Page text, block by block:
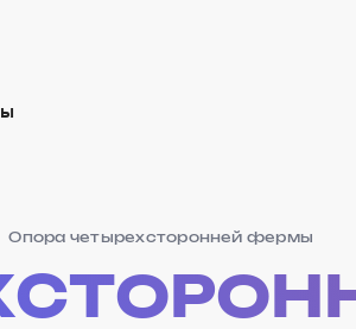
Опора четырехсторонней фермы